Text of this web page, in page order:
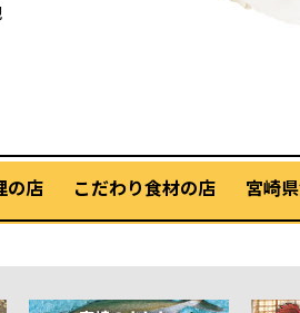
の店 こだわり食材の店 宮崎